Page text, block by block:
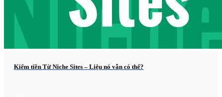
Kiếm tiền Từ Niche Sites – Liệu nó vẫn có thể?